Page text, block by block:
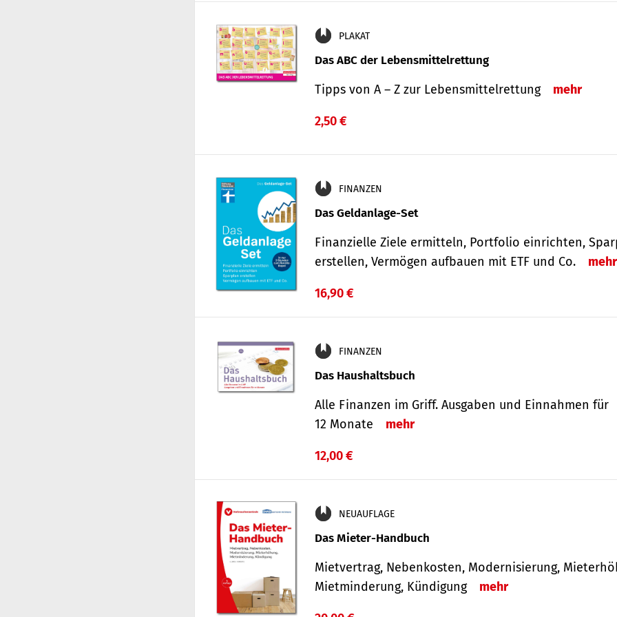
PLAKAT
Das ABC der Lebensmittelrettung
Tipps von A – Z zur Lebensmittelrettung mehr
2,50 €
FINANZEN
Das Geldanlage-Set
Finanzielle Ziele ermitteln, Portfolio einrichten,
erstellen, Vermögen aufbauen mit ETF und Co.
mehr
16,90 €
FINANZEN
Das Haushaltsbuch
Alle Finanzen im Griff. Aus­gaben und Ein­nahmen für
12 Monate
mehr
12,00 €
NEUAUFLAGE
Das Mieter-Handbuch
Mietvertrag, Nebenkosten, Modernisierung,
Mietminderung, Kündigung
mehr